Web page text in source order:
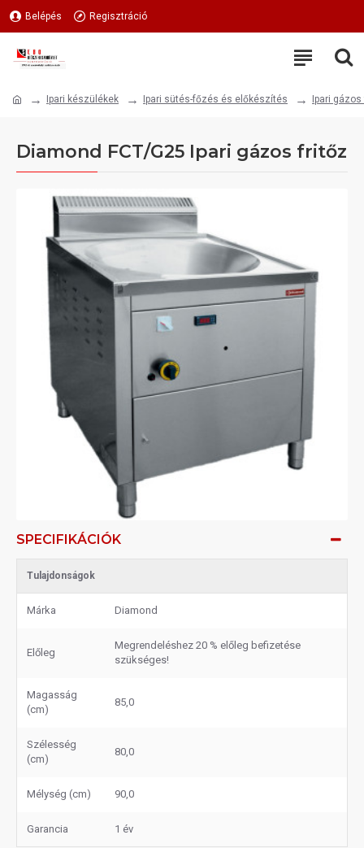
Belépés Regisztráció
Ipari készülékek Ipari sütés-főzés és előkészítés Ipari
Diamond FCT/G25 Ipari gázos fritőz
SPECIFIKÁCIÓK
Tulajdonságok
Márka Diamond
Előleg
Megrendeléshez 20 % előleg befizetése
szükséges!
Magasság
(cm)
85,0
Szélesség
(cm)
80,0
Mélység (cm) 90,0
Garancia 1 év